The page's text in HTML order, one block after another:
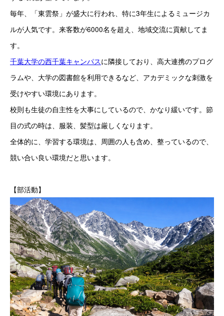
毎年、「東雲祭」が盛大に行われ、特に3年生によるミュージカ
ルが人気です。来客数が6000名を超え、地域交流に貢献してま
す。
千葉大学の西千葉キャンパスに隣接しており、高大連携のプログ
ラムや、大学の図書館を利用できるなど、アカデミックな刺激を
受けやすい環境にあります。
校則も生徒の自主性を大事にしているので、かなり緩いです。節
目の式の時は、服装、髪型は厳しくなります。
全体的に、学習する環境は、周囲の人も含め、整っているので、
競い合い良い環境だと思います。
【部活動】